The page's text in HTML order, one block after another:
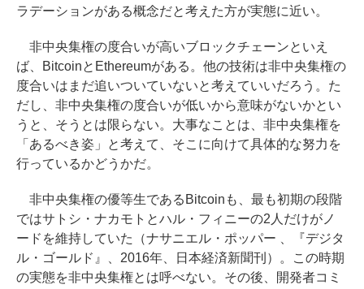
ラデーションがある概念だと考えた方が実態に近い。
非中央集権の度合いが高いブロックチェーンといえ
ば、BitcoinとEthereumがある。他の技術は非中央集権の
度合いはまだ追いついていないと考えていいだろう。た
だし、非中央集権の度合いが低いから意味がないかとい
うと、そうとは限らない。大事なことは、非中央集権を
「あるべき姿」と考えて、そこに向けて具体的な努力を
行っているかどうかだ。
非中央集権の優等生であるBitcoinも、最も初期の段階
ではサトシ・ナカモトとハル・フィニーの2人だけがノ
ードを維持していた（ナサニエル・ポッパー 、『デジタ
ル・ゴールド』、2016年、日本経済新聞刊）。この時期
の実態を非中央集権とは呼べない。その後、開発者コミ